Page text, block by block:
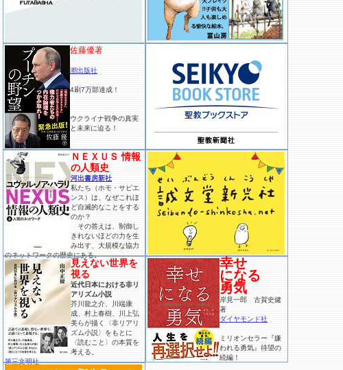
佐藤優著
潮出版社
4刷7万部達成！
ウクライナ戦争の真実
と未来に迫る！
ＮＥＸＵＳ 情報
の人類史
河出書房新社
私たち（ホモ・サピエ
ンス）は、なぜこれほ
ど自滅的なことをする
のか？
その答えは、制御し
きれないほどの力を生
み出す、大規模な協力
のネットワークの歴史にある。
見えない世界を
視る
近代日本における非リ
アリズム小説
芥川龍之介、川端康
成、村上春樹、川上弘
美らが描く〈非リアリ
ズム小説〉をもとに
〈読むこと〉の本質を
考える。
第三文明社
幸せ
になる
勇気
岸見一郎 古賀史健
著
ダイヤモンド社
ミリオンセラー『嫌
われる勇気』待望の
続編！